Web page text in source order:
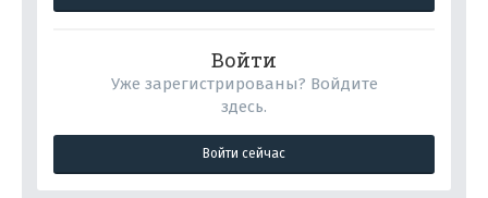
Войти
Уже зарегистрированы? Войдите
здесь.
Войти сейчас